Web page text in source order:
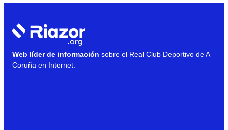
Web líder de información sobre el Real Club Deportivo de A
Coruña en Internet.